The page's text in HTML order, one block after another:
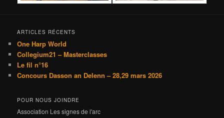
ARTICLES RÉCENTS
One Harp World
Collegium21 – Masterclasses
Le fil n°16
Concours Dasson an Delenn – 28,29 mars 2026
POUR NOUS JOINDRE
Association Les signes de l'arc